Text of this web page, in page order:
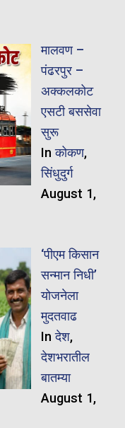
मालवण –
पंढरपुर –
अक्कलकोट
एसटी बससेवा
सुरू
Inकोकण,
सिंधुदुर्ग
August 1,
‘पीएम किसान
सन्मान निधी’
योजनेला
मुदतवाढ
Inदेश,
देशभरातील
बातम्या
August 1,